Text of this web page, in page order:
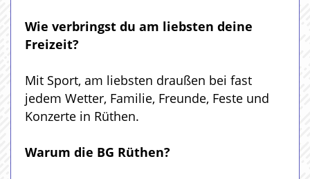
Wie verbringst du am liebsten deine
Freizeit?
Mit Sport, am liebsten draußen bei fast
jedem Wetter, Familie, Freunde, Feste und
Konzerte in Rüthen.
Warum die BG Rüthen?